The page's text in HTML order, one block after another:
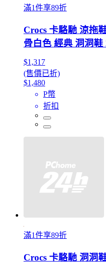
滿1件享89折
Crocs 卡駱馳 涼拖
骨白色 經典 洞洞鞋
$1,317
(售價已折)
$1,480
P幣
折扣
滿1件享89折
Crocs 卡駱馳 洞洞